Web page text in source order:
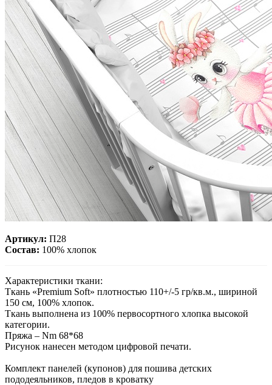
Артикул: П28
Состав: 100% хлопок
Характеристики ткани:
Ткань «Premium Soft» плотностью 110+/-5 гр/кв.м., шириной
150 см, 100% хлопок.
Ткань выполнена из 100% первосортного хлопка высокой
категории.
Пряжа – Nm 68*68
Рисунок нанесен методом цифровой печати.
Комплект панелей (купонов) для пошива детских
пододеяльников, пледов в кроватку